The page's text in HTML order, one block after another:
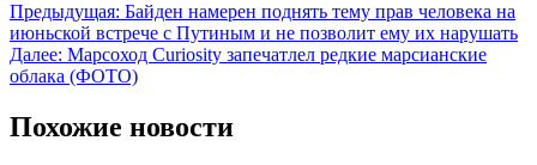
Предыдущая: Байден намерен поднять тему прав человека на
июньской встрече с Путиным и не позволит ему их нарушать
Далее: Марсоход Curiosity запечатлел редкие марсианские
облака (ФОТО)
Похожие новости